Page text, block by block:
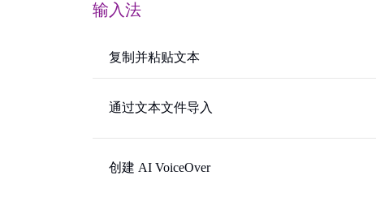
输入法
复制并粘贴文本
通过文本文件导入
创建 AI VoiceOver